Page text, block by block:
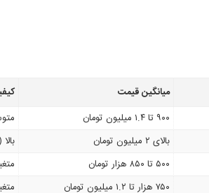
میانگین قیمت
۹۰۰ تا ۱.۴ میلیون تومان
بالای ۲ میلیون تومان
۵۰۰ تا ۸۵۰ هزار تومان
۷۵۰ هزار تا ۱.۲ میلیون تومان